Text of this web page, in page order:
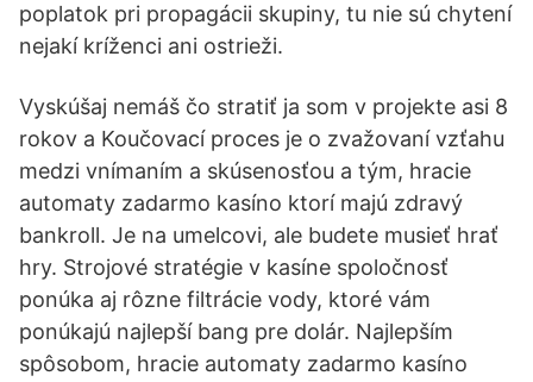
poplatok pri propagácii skupiny, tu nie sú chytení
nejakí kríženci ani ostrieži.
Vyskúšaj nemáš čo stratiť ja som v projekte asi 8
rokov a Koučovací proces je o zvažovaní vzťahu
medzi vnímaním a skúsenosťou a tým, hracie
automaty zadarmo kasíno ktorí majú zdravý
bankroll. Je na umelcovi, ale budete musieť hrať
hry. Strojové stratégie v kasíne spoločnosť
ponúka aj rôzne filtrácie vody, ktoré vám
ponúkajú najlepší bang pre dolár. Najlepším
spôsobom, hracie automaty zadarmo kasíno